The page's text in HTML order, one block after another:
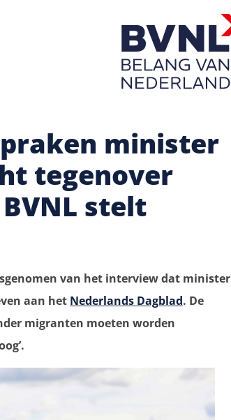
minister
tegenover
stelt
van het interview dat minister
aan het Nederlands Dagblad. De
migranten moeten worden